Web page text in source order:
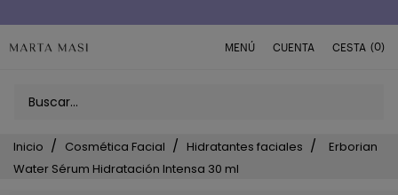
MENÚ CUENTA CESTA (0)
Inicio Cosmética Facial Hidratantes faciales
Erborian
Water Sérum Hidratación Intensa 30 ml